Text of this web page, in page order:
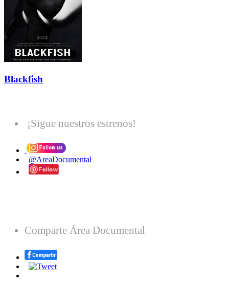
Blackfish
¡Sigue nuestros estrenos!
@AreaDocumental
Comparte Área Documental